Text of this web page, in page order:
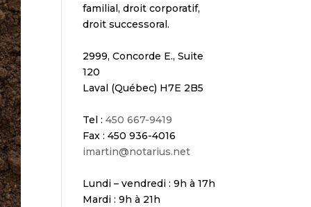
familial, droit corporatif,
droit successoral.
2999, Concorde E., Suite
120
Laval (Québec) H7E 2B5
Tel :450 667-9419
Fax : 450 936-4016
imartin@notarius.net
Lundi – vendredi : 9h à 17h
Mardi : 9h à 21h